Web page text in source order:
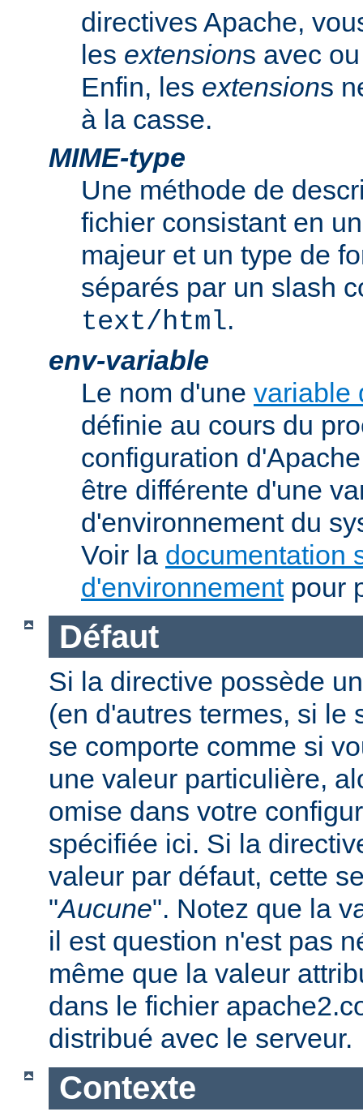
directives Apache,
les extensions avec
Enfin, les extensions
à la casse.
MIME-type
Une méthode de
fichier consistant en
majeur et un type de
séparés par un slash
text/html.
env-variable
Le nom d'une variable
définie au cours du
configuration
être différente d'une
d'environnement du
Voir la documentation
d'environnementpour
Défaut
Si la directive possède
(en d'autres termes, si le
se comporte comme si
une valeur particulière,
omise dans votre
spécifiée ici. Si la
valeur par défaut, cette
"Aucune". Notez que la
il est question n'est pas
même que la valeur
dans le fichier
distribué avec le serveur.
Contexte